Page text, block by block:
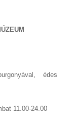
édes
11.00-24.00